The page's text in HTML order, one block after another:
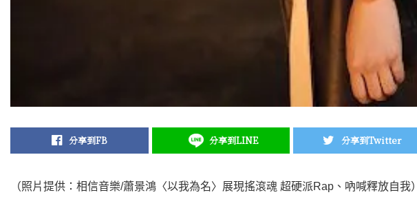
分享到FB 分享到LINE 分享到Twitter
（照片提供：相信音樂/蕭景鴻〈以我為名〉展現搖滾魂 超硬派Rap、吶喊釋放自我）